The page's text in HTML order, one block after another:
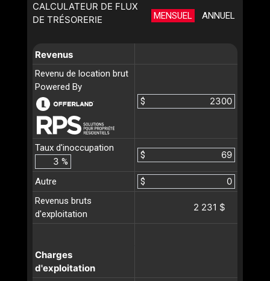
CALCULATEUR DE FLUX
DE TRÉSORERIE
MENSUEL ANNUEL
Revenus
Revenu de location brut
Powered By
$
Taux d'inoccupation
%
$
Autre
$
Revenus bruts
d'exploitation
2 231 $
Charges
d'exploitation